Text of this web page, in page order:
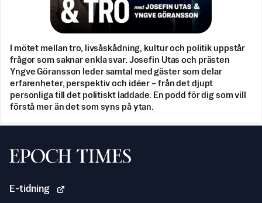
I mötet mellan tro, livsåskådning, kultur och politik uppstår
frågor som saknar enkla svar. Josefin Utas och prästen
Yngve Göransson leder samtal med gäster som delar
erfarenheter, perspektiv och idéer – från det djupt
personliga till det politiskt laddade. En podd för dig som vill
förstå mer än det som syns på ytan.
Svenska Epoch Times
E-tidning